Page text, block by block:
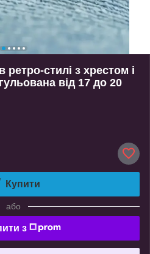
ретро-стилі з хрестом і
від 17 до 20
Купити
або
з